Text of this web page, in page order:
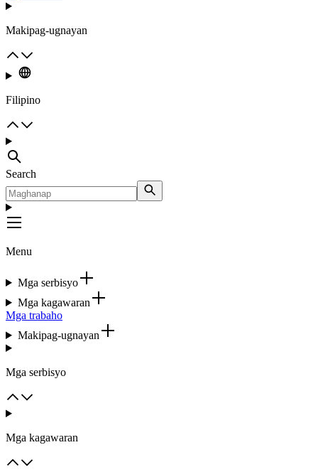
Makipag-ugnayan
Filipino
Search
Menu
Mga serbisyo
Mga kagawaran
Mga trabaho
Makipag-ugnayan
Mga serbisyo
Mga kagawaran